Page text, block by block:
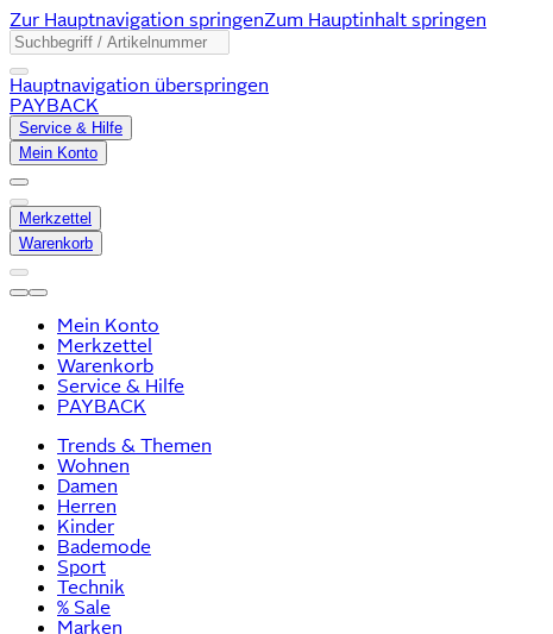
Zur Hauptnavigation springenZum Hauptinhalt springen
Hauptnavigation überspringen
PAYBACK
Service & Hilfe
Mein Konto
Merkzettel
Warenkorb
Mein Konto
Merkzettel
Warenkorb
Service & Hilfe
PAYBACK
Trends & Themen
Wohnen
Damen
Herren
Kinder
Bademode
Sport
Technik
% Sale
Marken